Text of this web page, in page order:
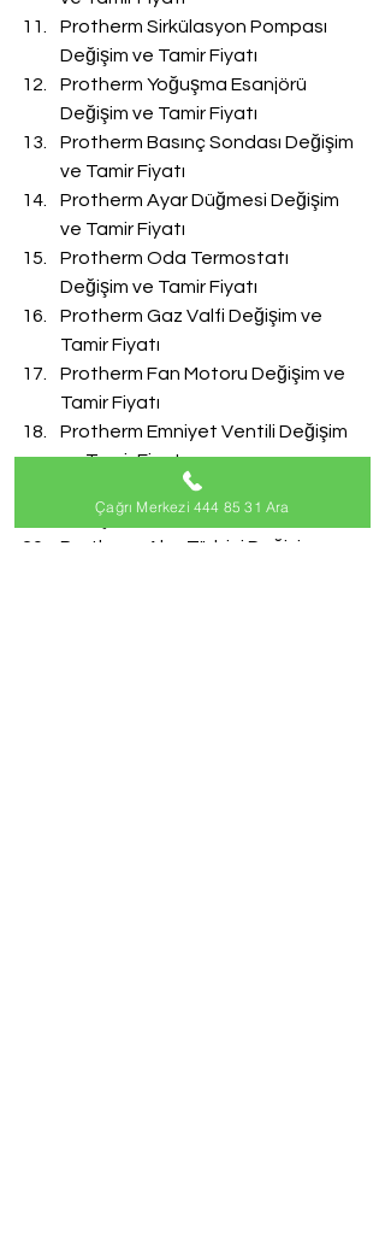
Protherm Sirkülasyon Pompası
Değişim ve Tamir Fiyatı
Protherm Yoğuşma Esanjörü
Değişim ve Tamir Fiyatı
Protherm Basınç Sondası Değişim
ve Tamir Fiyatı
Protherm Ayar Düğmesi Değişim
ve Tamir Fiyatı
Protherm Oda Termostatı
Değişim ve Tamir Fiyatı
Protherm Gaz Valfi Değişim ve
Tamir Fiyatı
Protherm Fan Motoru Değişim ve
Tamir Fiyatı
Protherm Emniyet Ventili Değişim
ve Tamir Fiyatı
Protherm Doldurma Musluğu
Değişim ve Tamir Fiyatı
Protherm Akış Türbini Değişim ve
Çağrı Merkezi 444 85 31 Ara